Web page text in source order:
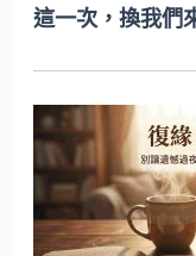
這一次，換我們